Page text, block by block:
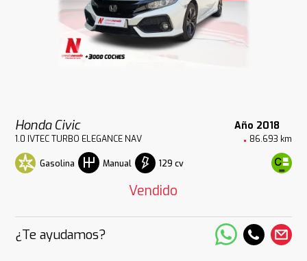
Honda Civic Año 2018
1.0 IVTEC TURBO ELEGANCE NAV 86.693 km
Gasolina Manual 129 cv
Vendido
¿Te ayudamos?